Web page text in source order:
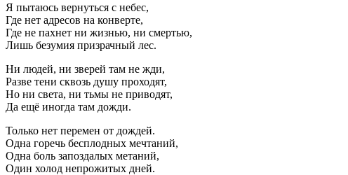
Я пытаюсь вернуться с небес,
Где нет адресов на конверте,
Где не пахнет ни жизнью, ни смертью,
Лишь безумия призрачный лес.
Ни людей, ни зверей там не жди,
Разве тени сквозь душу проходят,
Но ни света, ни тьмы не приводят,
Да ещё иногда там дожди.
Только нет перемен от дождей.
Одна горечь бесплодных мечтаний,
Одна боль запоздалых метаний,
Один холод непрожитых дней.